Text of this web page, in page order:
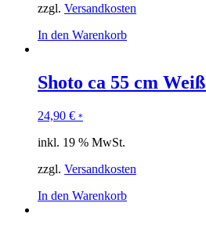
zzgl. Versandkosten
In den Warenkorb
Shoto ca 55 cm
24,90 € *
inkl. 19 % MwSt.
zzgl. Versandkosten
In den Warenkorb